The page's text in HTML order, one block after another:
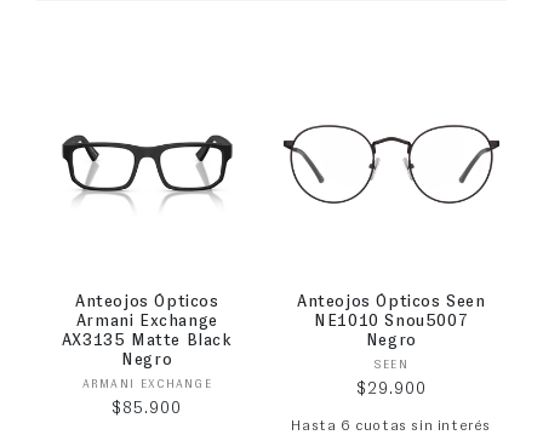
Anteojos Ópticos
Armani Exchange
AX3135 Matte Black
Negro
Proveedor:
ARMANI EXCHANGE
Precio habitual
$85.900
Anteojos Ópticos Seen
NE1010 Snou5007
Negro
Proveedor:
SEEN
Precio habitual
$29.900
Hasta 6 cuotas sin interés